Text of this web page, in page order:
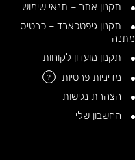
תקנון אתר – תנאי שימוש
תקנון גיפטכארד – כרטיס
מתנה
תקנון מועדון לקוחות
מדיניות פרטיות
?
הצהרת נגישות
החשבון שלי